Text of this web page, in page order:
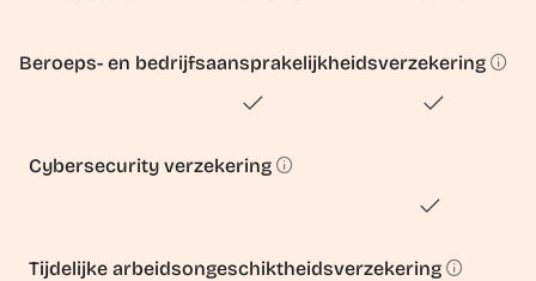
Beroeps- en bedrijfsaansprakelijkheidsverzekering
Cybersecurity verzekering
Tijdelijke arbeidsongeschiktheidsverzekering